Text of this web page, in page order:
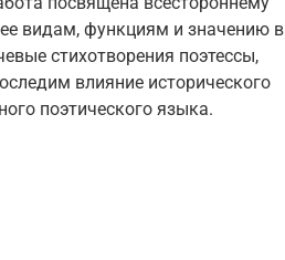
видам, функциям и значению в
стихотворения поэтессы,
влияние исторического
поэтического языка.